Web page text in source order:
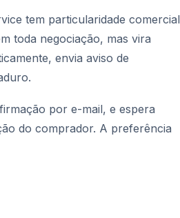
tem particularidade comercial
toda negociação, mas vira
envia aviso de
por e-mail, e espera
do comprador. A preferência